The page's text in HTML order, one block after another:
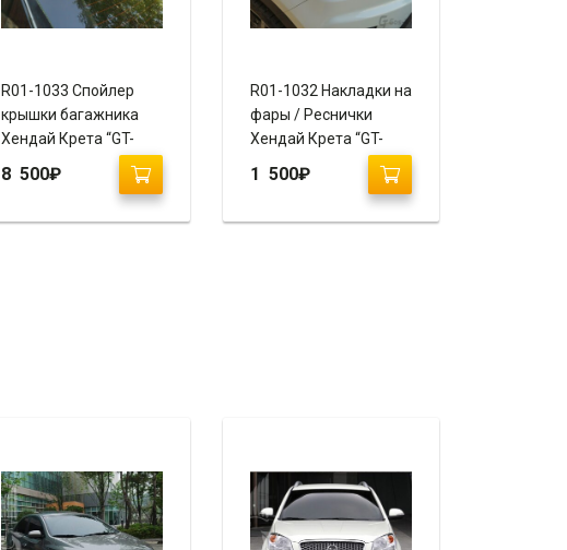
R01-1033 Спойлер
крышки багажника
Хендай Крета “GT-
8 500₽
R01-1032 Накладки на
фары / Реснички
Хендай Крета “GT-
1 500₽